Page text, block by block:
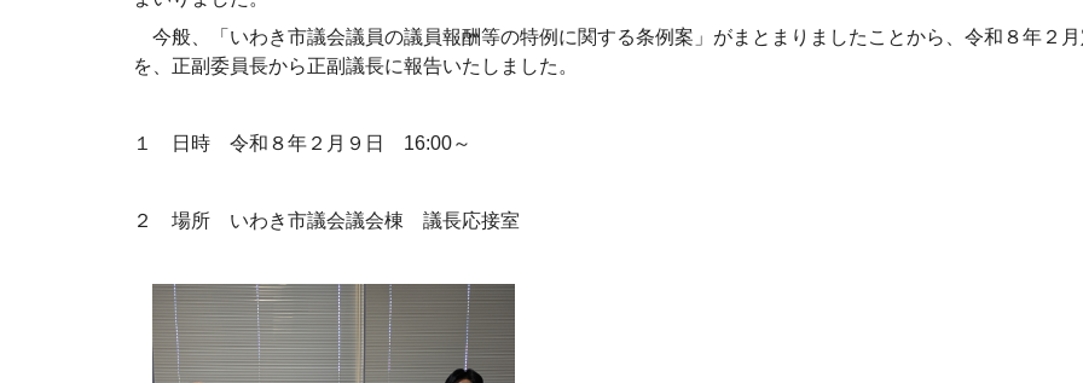
今般、「いわき市議会議員の議員報酬等の特例に関する条例案」がまとまりましたことから、令和８年２
を、正副委員長から正副議長に報告いたしました。
１ 日時 令和８年２月９日 16:00～
２ 場所 いわき市議会議会棟 議長応接室